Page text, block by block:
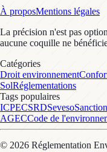
À proposMentions légales
La précision n'est pas
aucune coquille ne
Catégories
Droit environnement
SolRéglementations
Tags populaires
ICPECSRDSeveso
AGECCode de
© 2026 Réglementation